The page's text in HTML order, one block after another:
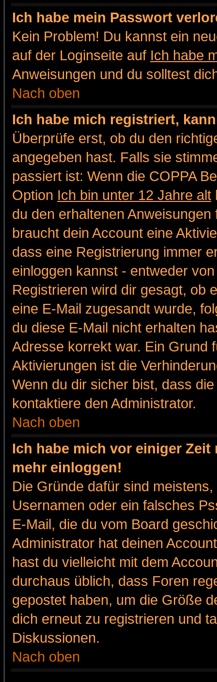
Ich habe mein Passwort
Kein Problem! Du kannst ein
auf der Loginseite auf Ich habe
Anweisungen und du solltest
Nach oben
Ich habe mich registriert,
Überprüfe erst, ob du den
angegeben hast. Falls sie
passiert ist: Wenn die COPPA
Option Ich bin unter 12 Jahre alt
du den erhaltenen
braucht dein Account eine
dass eine Registrierung immer
einloggen kannst - entweder
Registrieren wird dir gesagt, ob
eine E-Mail zugesandt wurde,
du diese E-Mail nicht erhalten
Adresse korrekt war. Ein Grund
Aktivierungen ist die
Wenn du dir sicher bist, dass
kontaktiere den Administrator.
Nach oben
Ich habe mich vor einiger
mehr einloggen!
Die Gründe dafür sind
Usernamen oder ein falsches
E-Mail, die du vom Board
Administrator hat deinen
hast du vielleicht mit dem
durchaus üblich, dass Foren
gepostet haben, um die Größe
dich erneut zu registrieren und
Diskussionen.
Nach oben